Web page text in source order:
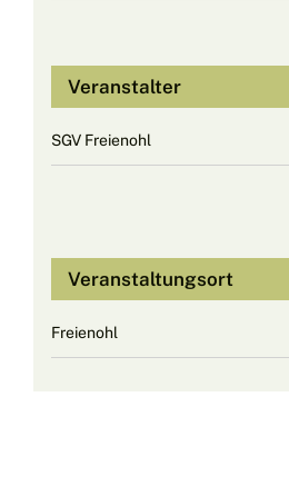
Veranstalter
SGV Freienohl
Veranstaltungsort
Freienohl